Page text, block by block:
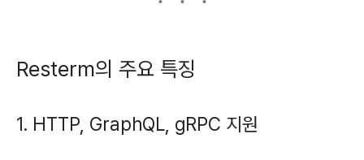
Resterm의 주요 특징
1. HTTP, GraphQL, gRPC 지원